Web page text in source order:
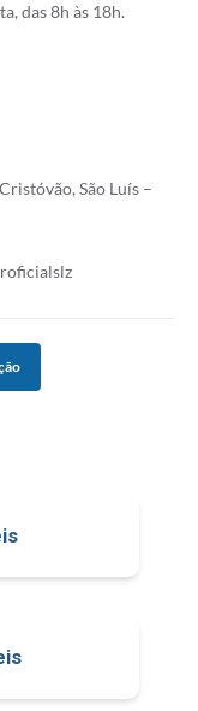
das 8h às 18h.
São Luís –